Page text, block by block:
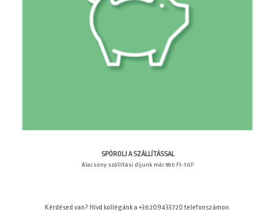
SPÓROLJ A SZÁLLÍTÁSSAL
Alacsony szállítási díjunk már 890 Ft-tól!
Kérdésed van? Hívd kollégánk a +36209433720 telefonszámon.